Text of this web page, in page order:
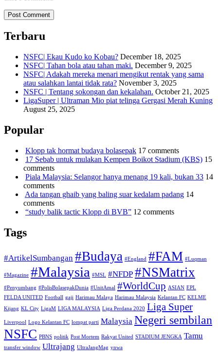
Terbaru
NSFC| Ekau Kudo ko Kobau? December 18, 2025
NSFC| Tahan bola atau tahan maki. December 9, 2025
NSFC| Adakah mereka menari mengikut rentak yang sama
atau salahkan lantai tidak rata? November 3, 2025
NSFC | Tentang sokongan dan kekalahan. October 21, 2025
LigaSuper | Ultraman Mio piat telinga Gergasi Merah Kuning
August 25, 2025
Popular
Klopp tak hormat budaya bolasepak 17 comments
17 Sebab untuk mulakan Kempen Boikot Stadium (KBS) 15
comments
Piala Malaysia: Selangor hanya menang 19 kali, bukan 33 14
comments
Ada tangan ghaib yang baling suar kedalam padang 14
comments
“study balik tactic Klopp di BVB” 12 comments
Tags
#ArtikelSumbangan #Budaya #England #FAM #Luqman
#Magazine #Malaysia #MSL #NFDP #NSMatrix
#Penyumbang #PolisBolasepakDunia #UnitAmal #WorldCup ASIAN EPL
FELDA UNITED Football gaji Harimau Malaya Harimau Malaysia Kelantan FC KELME
Kijang KL City LigaM LIGA MALAYSIA Liga Perdana 2020 Liga Super
Liverpool Logo Kelantan FC lompat parti Malaysia Negeri sembilan
NSFC PBNS politik Post Mortem Rakyat United STADIUM JENGKA Tamu
transfer window Ultrajang UltraJangMag ynwa